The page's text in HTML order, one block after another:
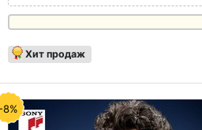
Хит продаж
8%